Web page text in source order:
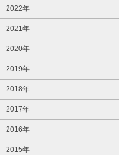
2022年
2021年
2020年
2019年
2018年
2017年
2016年
2015年